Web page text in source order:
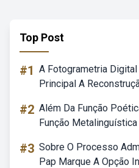
Top Post
#1 A Fotogrametria
Principal A
#2 Além Da Função
Função
#3 Sobre O Processo
Pap Marque A Opção